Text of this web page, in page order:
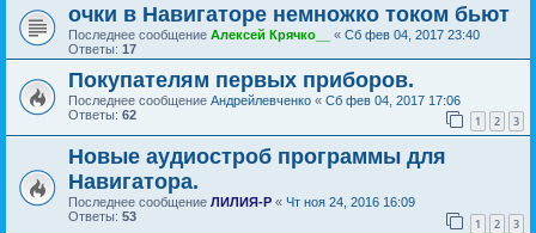
очки в Навигаторе немножко током бьют
Последнее сообщение Алексей Крячко__ « Сб фев 04, 2017 23:40
Ответы: 17
Покупателям первых приборов.
Последнее сообщение Андрейлевченко « Сб фев 04, 2017 17:06
Ответы: 62 1 2 3
Новые аудиостроб программы для
Навигатора.
Последнее сообщение ЛИЛИЯ-Р « Чт ноя 24, 2016 16:09
Ответы: 53 1 2 3